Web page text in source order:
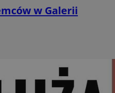
w Galerii